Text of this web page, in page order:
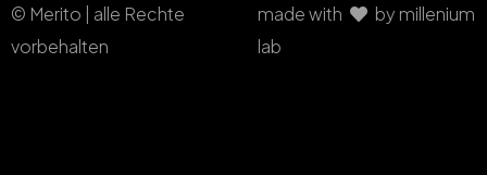
© Merito | alle Rechte
vorbehalten
made with
by millenium
lab